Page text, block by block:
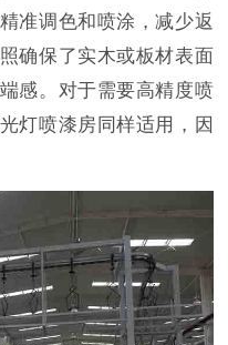
准调色和喷涂，减少返
确保了实木或板材表面
感。对于需要高精度喷
灯喷漆房同样适用，因